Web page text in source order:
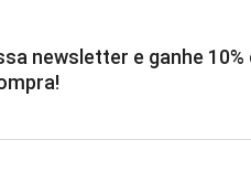
newsletter e ganhe